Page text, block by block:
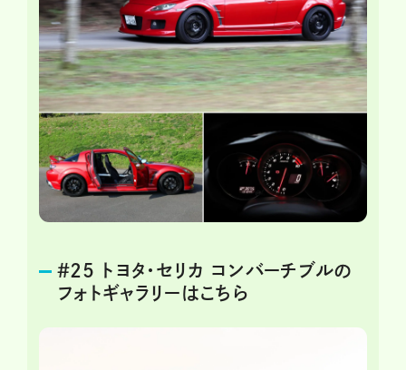
＃25 トヨタ・セリカ コンバーチブルの
フォトギャラリーはこちら